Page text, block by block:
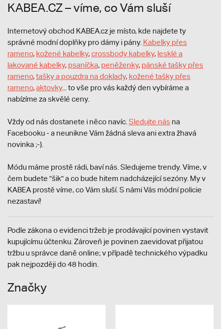
KABEA.CZ – víme, co Vám sluší
Internetový obchod KABEA.cz je místo, kde najdete ty
správné modní doplňky pro dámy i pány. Kabelky přes
rameno, kožené kabelky,crossbody kabelky, lesklé a
lakované kabelky, psaníčka, peněženky, pánské tašky přes
rameno,tašky a pouzdra na doklady, kožené tašky přes
rameno,aktovky... to vše pro vás každý den vybíráme a
nabízíme za skvělé ceny.
Vždy od nás dostanete i něco navíc. Sledujte nás na
Facebooku - a neunikne Vám žádná sleva ani extra žhavá
novinka ;-).
Módu máme prostě rádi, baví nás. Sledujeme trendy. Víme, v
čem budete "šik" a co bude hitem nadcházející sezóny. My v
KABEA prostě víme, co Vám sluší. S námi Vás módní policie
nezastaví!
Podle zákona o evidenci tržeb je prodávající povinen vystavit
kupujícímu účtenku. Zároveň je povinen zaevidovat přijatou
tržbu u správce daně online; v případě technického výpadku
pak nejpozději do 48 hodin.
Značky